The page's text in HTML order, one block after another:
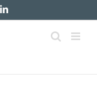
LinkedIn